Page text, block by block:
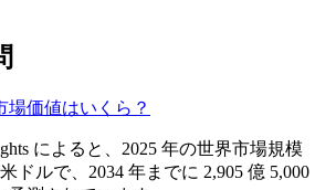
場価値はいくら？
によると、2025 年の世界市場規模
ドルで、2034 年までに 2,905 億 5,000